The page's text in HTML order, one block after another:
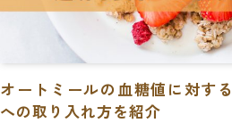
オートミールの血糖値に対す
への取り入れ方を紹介